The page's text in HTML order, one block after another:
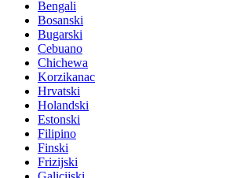
Bengali
Bosanski
Bugarski
Cebuano
Chichewa
Korzikanac
Hrvatski
Holandski
Estonski
Filipino
Finski
Frizijski